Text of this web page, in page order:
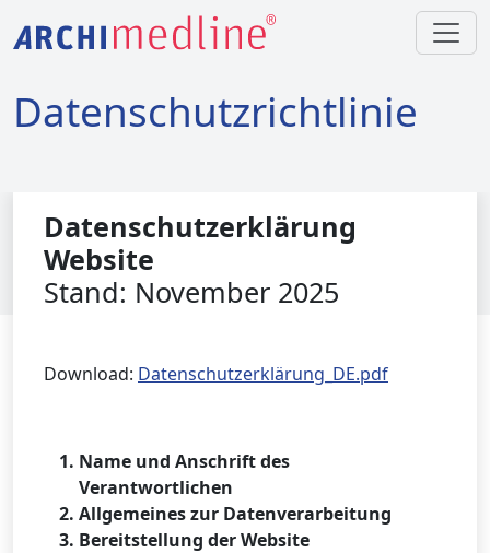
Datenschutzrichtlinie
Datenschutzerklärung
Website
Stand: November 2025
Download: Datenschutzerklärung_DE.pdf
Name und Anschrift des
Verantwortlichen
Allgemeines zur Datenverarbeitung
Bereitstellung der Website